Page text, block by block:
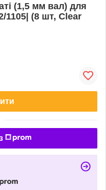
(1,5 мм вал) для
1105| (8 шт, Clear